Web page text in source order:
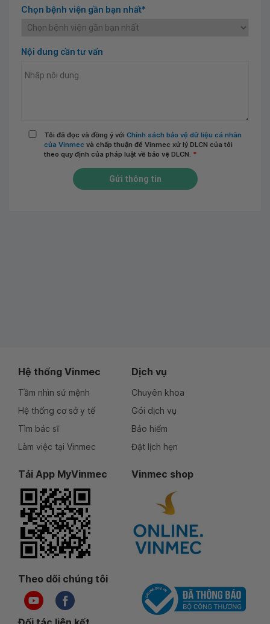
Chọn bệnh viện gần bạn nhất*
Nội dung cần tư vấn
Tôi đã đọc và đồng ý với Chính sách bảo vệ dữ liệu cá nhân
của Vinmec và chấp thuận để Vinmec xử lý DLCN của tôi
theo quy định của pháp luật về bảo vệ DLCN. *
Gửi thông tin
Hệ thống Vinmec
Tầm nhìn sứ mệnh
Hệ thống cơ sở y tế
Tìm bác sĩ
Làm việc tại Vinmec
Dịch vụ
Chuyên khoa
Gói dịch vụ
Bảo hiểm
Đặt lịch hẹn
Tải App MyVinmec Vinmec shop
Theo dõi chúng tôi